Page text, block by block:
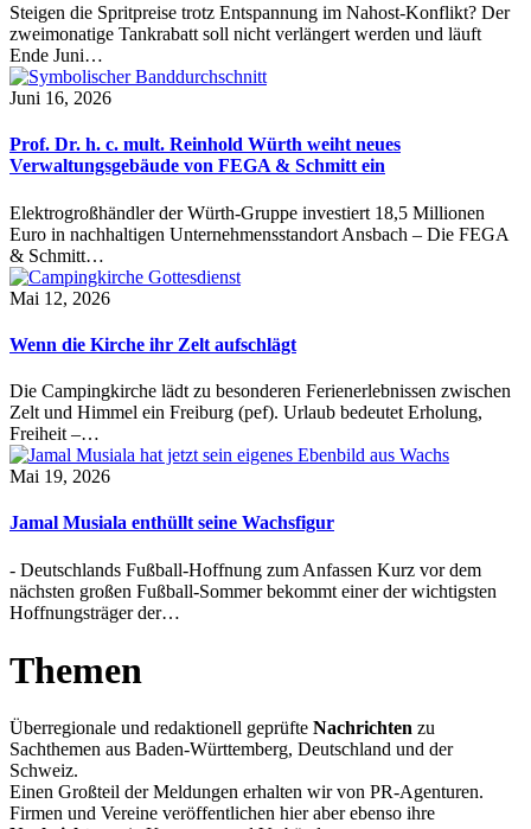
Steigen die Spritpreise trotz Entspannung im Nahost-Konflikt? Der
zweimonatige Tankrabatt soll nicht verlängert werden und läuft
Ende Juni…
Juni 16, 2026
Prof. Dr. h. c. mult. Reinhold Würth weiht neues
Verwaltungsgebäude von FEGA & Schmitt ein
Elektrogroßhändler der Würth-Gruppe investiert 18,5 Millionen
Euro in nachhaltigen Unternehmensstandort Ansbach – Die FEGA
& Schmitt…
Mai 12, 2026
Wenn die Kirche ihr Zelt aufschlägt
Die Campingkirche lädt zu besonderen Ferienerlebnissen zwischen
Zelt und Himmel ein Freiburg (pef). Urlaub bedeutet Erholung,
Freiheit –…
Mai 19, 2026
Jamal Musiala enthüllt seine Wachsfigur
- Deutschlands Fußball-Hoffnung zum Anfassen Kurz vor dem
nächsten großen Fußball-Sommer bekommt einer der wichtigsten
Hoffnungsträger der…
Themen
Überregionale und redaktionell geprüfte Nachrichten zu
Sachthemen aus Baden-Württemberg, Deutschland und der
Schweiz.
Einen Großteil der Meldungen erhalten wir von PR-Agenturen.
Firmen und Vereine veröffentlichen hier aber ebenso ihre